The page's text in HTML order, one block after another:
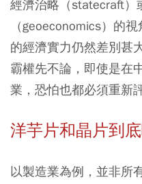
經濟治略（statecraft）
（geoeconomics）的
的經濟實力仍然差別甚
霸權先不論，即使是在
業，恐怕也都必須重新評
洋芋片和晶片到
以製造業為例，並非所